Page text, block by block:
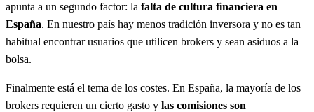
apunta a un segundo factor: la falta de cultura financiera en
España. En nuestro país hay menos tradición inversora y no es tan
habitual encontrar usuarios que utilicen brokers y sean asiduos a la
bolsa.
Finalmente está el tema de los costes. En España, la mayoría de los
brokers requieren un cierto gasto y las comisiones son